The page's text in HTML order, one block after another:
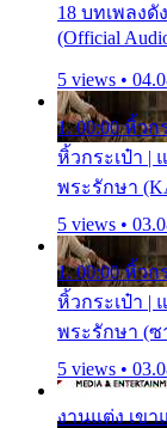
18 บทเพลง
(Official
5 views •
1. 00:00 หิ้วก
หิ้วกระเป๋า |
พระรักษา
5 views •
1. 00:00 หิ้วก
หิ้วกระเป๋า |
พระรักษา (ซ
5 views •
งานแต่ง เข